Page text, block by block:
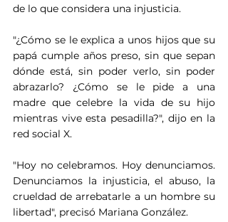
de lo que considera una injusticia.
"¿Cómo se le explica a unos hijos que su
papá cumple años preso, sin que sepan
dónde está, sin poder verlo, sin poder
abrazarlo? ¿Cómo se le pide a una
madre que celebre la vida de su hijo
mientras vive esta pesadilla?", dijo en la
red social X.
"Hoy no celebramos. Hoy denunciamos.
Denunciamos la injusticia, el abuso, la
crueldad de arrebatarle a un hombre su
libertad", precisó Mariana González.